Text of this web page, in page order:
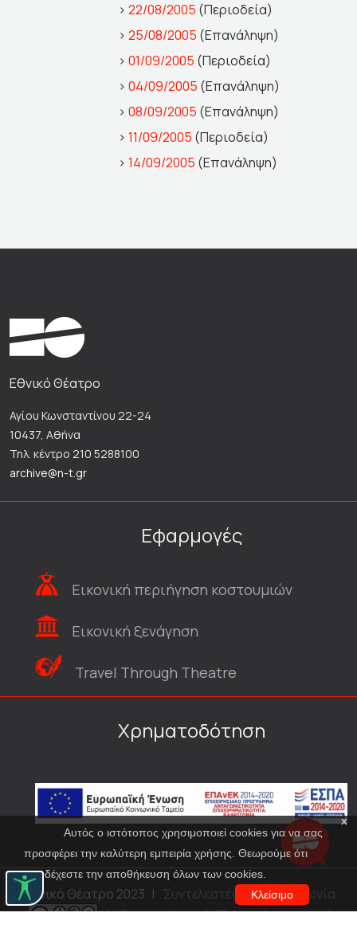
> 22/08/2005 (Περιοδεία)
> 25/08/2005 (Επανάληψη)
> 01/09/2005 (Περιοδεία)
> 04/09/2005 (Επανάληψη)
> 08/09/2005 (Επανάληψη)
> 11/09/2005 (Περιοδεία)
> 14/09/2005 (Επανάληψη)
x
Αυτός ο ιστότοπος χρησιμοποιεί cookies για να σας
προσφέρει την καλύτερη εμπειρία χρήσης. Θεωρούμε ότι
αποδέχεστε την αποθήκευση όλων των cookies.
Κλείσιμο
Εθνικό Θέατρο
Αγίου Κωνσταντίνου 22-24
10437, Αθήνα
Τηλ. κέντρο 210 5288100
archive@n-t.gr
Εφαρμογές
Εικονική περιήγηση κοστουμιών
Εικονική ξενάγηση
Travel Through Theatre
Χρηματοδότηση
© Εθνικό Θέατρο 2023 | Συντελεστές
Επικοινωνία
| Όροι χρήσης | Πολιτική προστασίας